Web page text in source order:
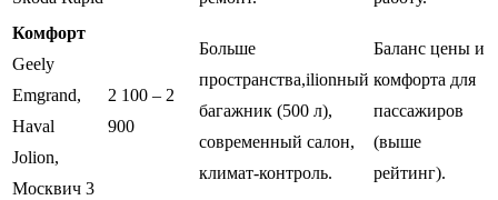
Комфорт
Geely
Emgrand,
Haval
Jolion,
Москвич 3
2 100 – 2
900
Больше
пространства,ilionный
багажник (500 л),
современный салон,
климат-контроль.
Баланс цены и
комфорта для
пассажиров
(выше
рейтинг).